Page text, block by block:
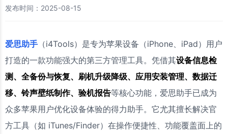
发布时间：2025-08-15
爱思助手 （i4Tools）是专为苹果设备（iPhone、iPad）用户
打造的一款功能强大的第三方管理工具。凭借其设备信息检
测、全备份与恢复、刷机升级降级、应用安装管理、数据迁
移、铃声壁纸制作、验机报告等核心功能，爱思助手已成为
众多苹果用户优化设备体验的得力助手。它尤其擅长解决官
方工具（如 iTunes/Finder）在操作便捷性、功能覆盖面上的